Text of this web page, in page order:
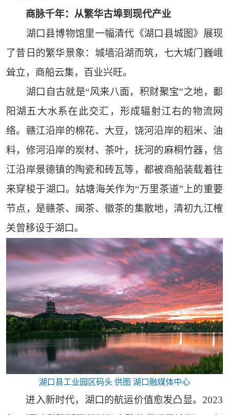
商脉千年：从繁华古埠到现代产业
湖口县博物馆里一幅清代《湖口县城图》展现
了昔日的繁华景象：城墙沿湖而筑，七大城门巍峨
耸立，商船云集，百业兴旺。
湖口自古就是“风来八面，积财聚宝”之地，鄱
阳湖五大水系在此交汇，形成辐射江右的物流网
络。赣江沿岸的棉花、大豆，饶河沿岸的稻米、油
料，修河沿岸的炭材、茶叶，抚河的麻桐竹器，信
江沿岸景德镇的陶瓷和砖瓦等，都被商船装载着往
来穿梭于湖口。姑塘海关作为“万里茶道”上的重要
节点，是赣茶、闽茶、徽茶的集散地，清初九江榷
关曾移设于湖口。
湖口县工业园区码头 供图 湖口融媒体中心
进入新时代，湖口的航运价值愈发凸显。2023